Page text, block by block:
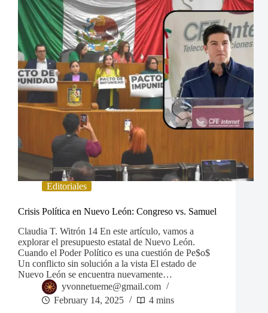
Editoriales
Crisis Política en Nuevo León: Congreso vs. Samuel
Claudia T. Witrón 14 En este artículo, vamos a
explorar el presupuesto estatal de Nuevo León.
Cuando el Poder Político es una cuestión de Pe$o$
Un conflicto sin solución a la vista El estado de
Nuevo León se encuentra nuevamente…
yvonnetueme@gmail.com
February 14, 2025
4 mins